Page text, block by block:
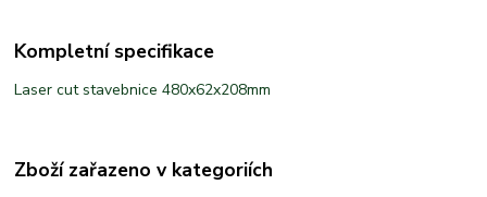
Kompletní specifikace
Laser cut stavebnice 480x62x208mm
Zboží zařazeno v kategoriích